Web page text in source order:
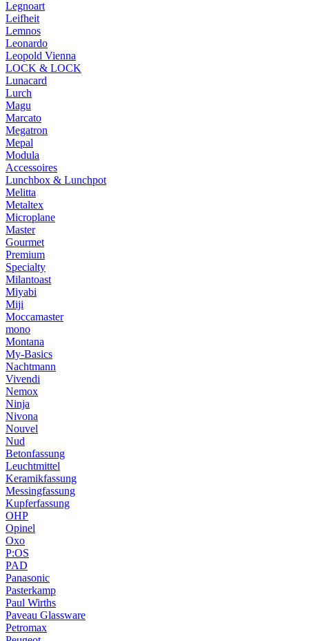
Legnoart
Leifheit
Lemnos
Leonardo
Leopold Vienna
LOCK & LOCK
Lunacard
Lurch
Magu
Marcato
Megatron
Mepal
Modula
Accessoires
Lunchbox & Lunchpot
Melitta
Metaltex
Microplane
Master
Gourmet
Premium
Specialty
Milantoast
Miyabi
Miji
Moccamaster
mono
Montana
My-Basics
Nachtmann
Vivendi
Nemox
Ninja
Nivona
Nouvel
Nud
Betonfassung
Leuchtmittel
Keramikfassung
Messingfassung
Kupferfassung
OHP
Opinel
Oxo
P:OS
PAD
Panasonic
Pasterkamp
Paul Wirths
Paveau Glassware
Petromax